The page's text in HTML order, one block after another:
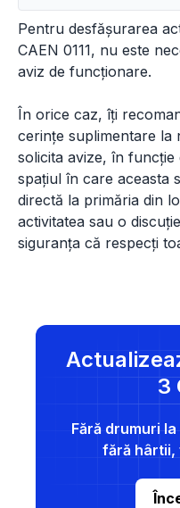
Pentru desfășurarea
CAEN 0111, nu este
aviz de funcționare.
În orice caz, îți
cerințe suplimentare la
solicita avize, în funcție
spațiul în care aceasta
directă la primăria din
activitatea sau o
siguranța că respecți
3
Fără drumuri
fără hârtii,